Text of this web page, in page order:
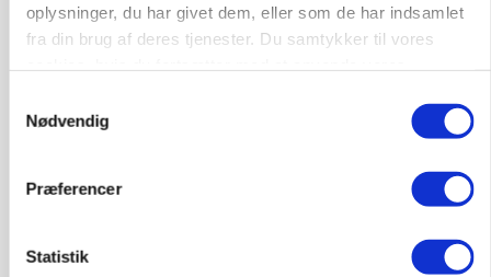
oplysninger, du har givet dem, eller som de har indsamlet
fra din brug af deres tjenester. Du samtykker til vores
Nødvendig
Præferencer
Statistik